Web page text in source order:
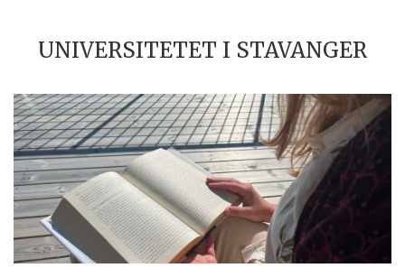
UNIVERSITETET I STAVANGER